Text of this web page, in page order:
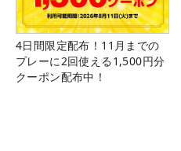
4日間限定配布！11月までの
プレーに2回使える1,500円分
クーポン配布中！